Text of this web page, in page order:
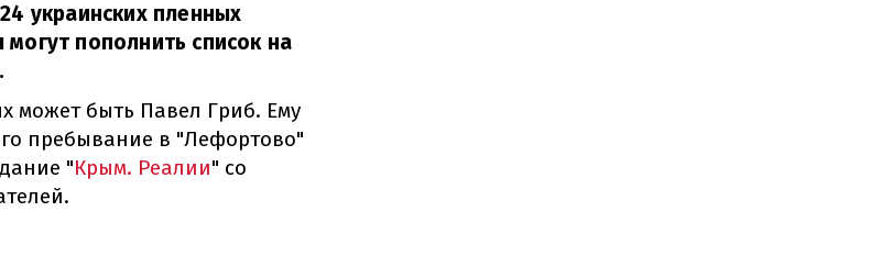
украинских пленных
пополнить список на
может быть Павел Гриб. Ему
пребывание в "Лефортово"
"Крым. Реалии" со